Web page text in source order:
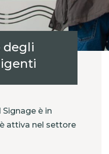
degli
è in
attiva nel settore